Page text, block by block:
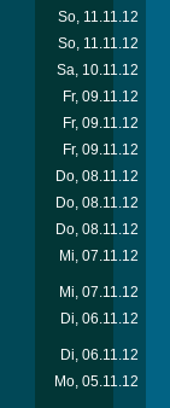
So, 11.11.12
So, 11.11.12
Sa, 10.11.12
Fr, 09.11.12
Fr, 09.11.12
Fr, 09.11.12
Do, 08.11.12
Do, 08.11.12
Do, 08.11.12
Mi, 07.11.12
Mi, 07.11.12
Di, 06.11.12
Di, 06.11.12
Mo, 05.11.12